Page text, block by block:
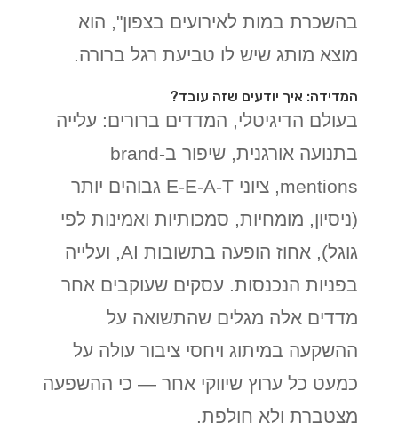
בהשכרת במות לאירועים בצפון", הוא
מוצא מותג שיש לו טביעת רגל ברורה.
המדידה: איך יודעים שזה עובד?
בעולם הדיגיטלי, המדדים ברורים: עלייה
בתנועה אורגנית, שיפור ב-brand
mentions, ציוני E-E-A-T גבוהים יותר
(ניסיון, מומחיות, סמכותיות ואמינות לפי
גוגל), אחוז הופעה בתשובות AI, ועלייה
בפניות הנכנסות. עסקים שעוקבים אחר
מדדים אלה מגלים שהתשואה על
ההשקעה במיתוג ויחסי ציבור עולה על
כמעט כל ערוץ שיווקי אחר — כי ההשפעה
מצטברת ולא חולפת.